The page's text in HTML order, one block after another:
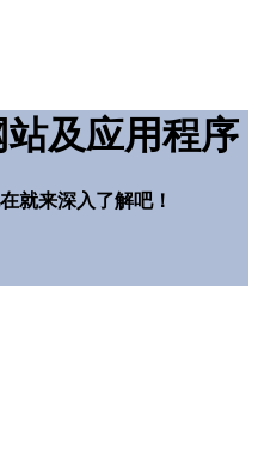
站及应用程序
就来深入了解吧！